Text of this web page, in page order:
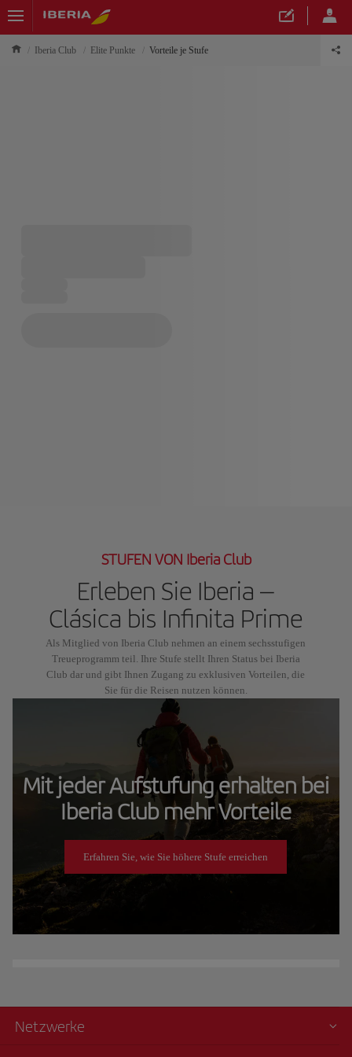
Iberia Club Elite Punkte Vorteile je Stufe
STUFEN VON Iberia Club
Erleben Sie Iberia –
Clásica bis Infinita Prime
Als Mitglied von Iberia Club nehmen an einem sechsstufigen
Treueprogramm teil. Ihre Stufe stellt Ihren Status bei Iberia
Club dar und gibt Ihnen Zugang zu exklusiven Vorteilen, die
Sie für die Reisen nutzen können.
Mit jeder Aufstufung erhalten bei
Iberia Club mehr Vorteile
Erfahren Sie, wie Sie höhere Stufe erreichen
Netzwerke